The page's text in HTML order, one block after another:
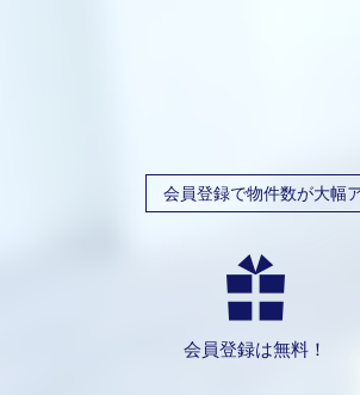
会員登録で物件数が大幅
会員登録は無料！